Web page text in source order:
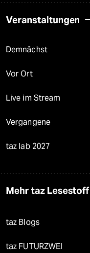
Veranstaltungen
Demnächst
Vor Ort
Live im Stream
Vergangene
taz lab 2027
Mehr taz Lesestoff
taz Blogs
taz FUTURZWEI